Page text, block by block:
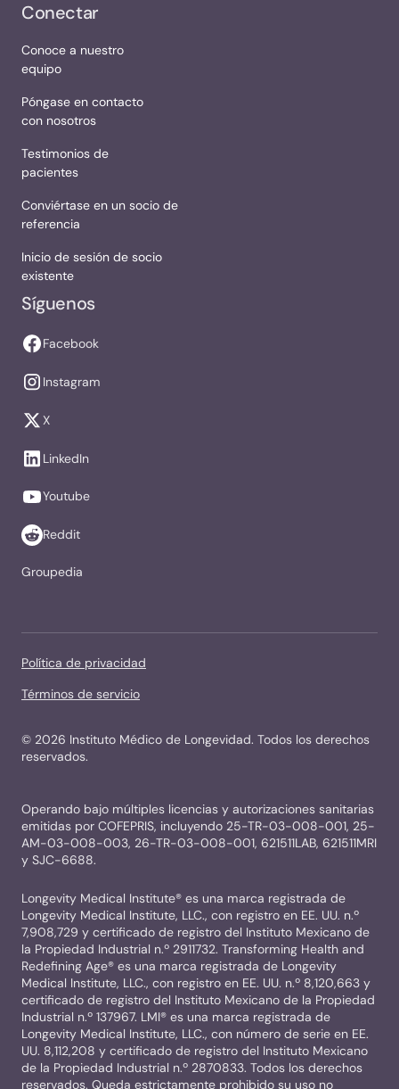
Conectar
Conoce a nuestro
equipo
Póngase en contacto
con nosotros
Testimonios de
pacientes
Conviértase en un socio de
referencia
Inicio de sesión de socio
existente
Síguenos
Facebook
Instagram
X
LinkedIn
Youtube
Reddit
Groupedia
© 2026 Instituto Médico de Longevidad. Todos los derechos
reservados.
Política de privacidad
Términos de servicio
Operando bajo múltiples licencias y autorizaciones sanitarias
emitidas por COFEPRIS, incluyendo 25-TR-03-008-001, 25-
AM-03-008-003, 26-TR-03-008-001, 621511LAB, 621511MRI
y SJC-6688.
Longevity Medical Institute® es una marca registrada de
Longevity Medical Institute, LLC., con registro en EE. UU. n.º
7,908,729 y certificado de registro del Instituto Mexicano de
la Propiedad Industrial n.º 2911732. Transforming Health and
Redefining Age® es una marca registrada de Longevity
Medical Institute, LLC., con registro en EE. UU. n.º 8,120,663 y
certificado de registro del Instituto Mexicano de la Propiedad
Industrial n.º 137967. LMI® es una marca registrada de
Longevity Medical Institute, LLC., con número de serie en EE.
UU. 8,112,208 y certificado de registro del Instituto Mexicano
de la Propiedad Industrial n.º 2870833. Todos los derechos
reservados. Queda estrictamente prohibido su uso no